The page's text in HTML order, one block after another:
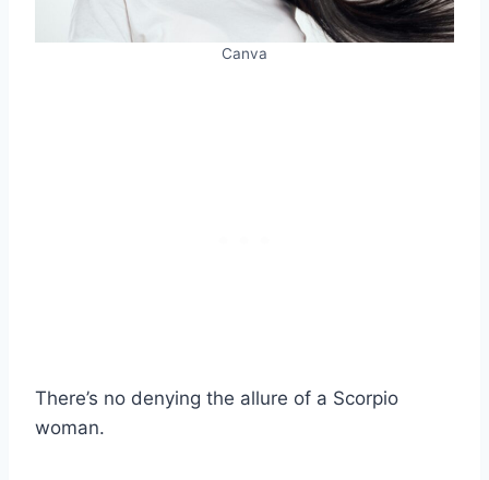
Canva
There’s no denying the allure of a Scorpio
woman.